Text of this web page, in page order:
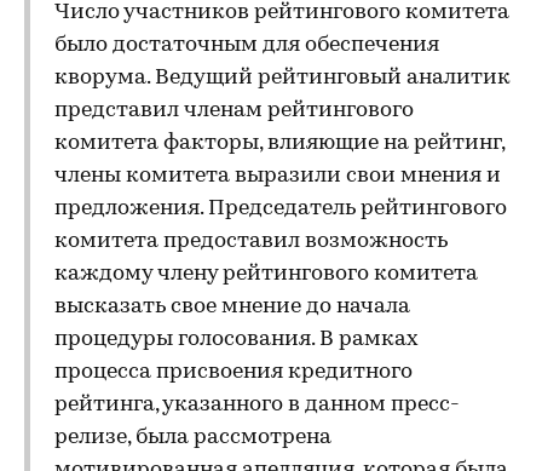
Число участников рейтингового комитета
было достаточным для обеспечения
кворума. Ведущий рейтинговый аналитик
представил членам рейтингового
комитета факторы, влияющие на рейтинг,
члены комитета выразили свои мнения и
предложения. Председатель рейтингового
комитета предоставил возможность
каждому члену рейтингового комитета
высказать свое мнение до начала
процедуры голосования. В рамках
процесса присвоения кредитного
рейтинга, указанного в данном пресс-
релизе, была рассмотрена